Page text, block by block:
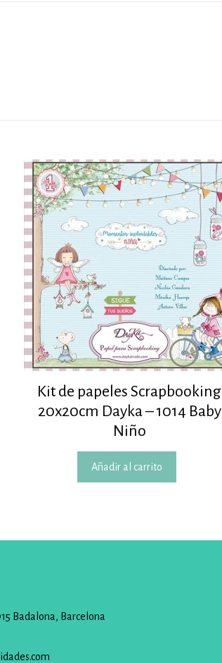
Kit de papeles Scrapbooking
20x20cm Dayka – 1014 Baby
Niño
Añadir al carrito
Badalona, Barcelona